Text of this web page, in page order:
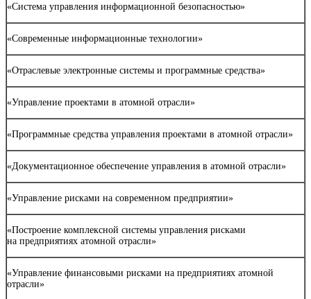
«Система управления информационной безопасностью»
«Современные информационные технологии»
«Отраслевые электронные системы и программные средства»
«Управление проектами в атомной отрасли»
«Программные средства управления проектами в атомной отрасли»
«Документационное обеспечение управления в атомной отрасли»
«Управление рисками на современном предприятии»
«Построение комплексной системы управления рисками
на предприятиях атомной отрасли»
«Управление финансовыми рисками на предприятиях атомной
отрасли»